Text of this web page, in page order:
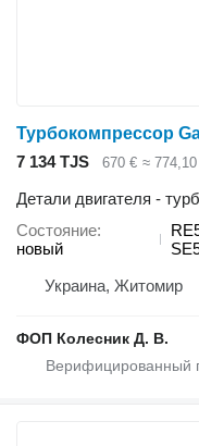
7 134 TJS 670 € ≈
Детали двигателя -
Состояние
новый
Украина, Житомир
ФОП Колесник Д. В.